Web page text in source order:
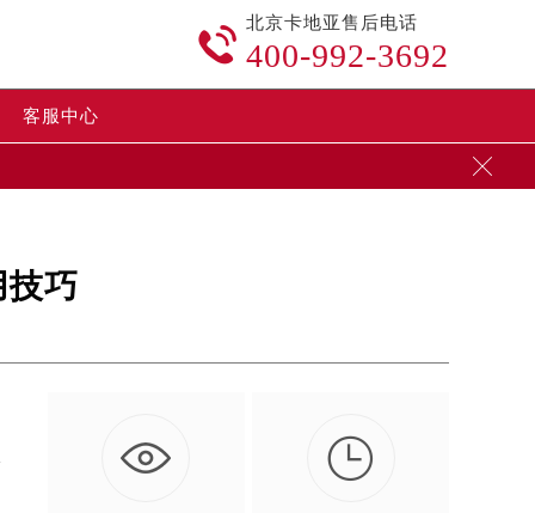

北京卡地亚售后电话
400-992-3692
客服中心

技巧
